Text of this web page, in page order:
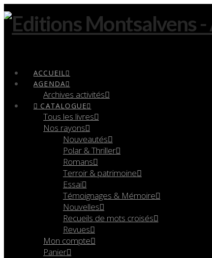
ACCUEIL
AGENDA
Archives activités
CATALOGUE
Tous les livres
Nos rayons
Nouveautés
Polar & Thriller
Romans
Terroir & patrimoine
Essai
Témoignages & Mémoire
Nouvelles
Recueils de mots croisés
Revues
Mon compte
Panier